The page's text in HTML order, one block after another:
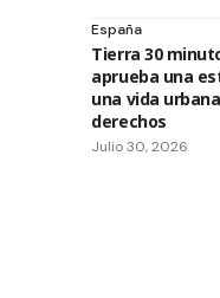
España
Tierra 30
aprueba una
una vida
derechos
Julio 30, 2026